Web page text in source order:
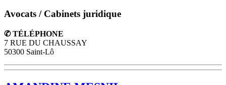
Avocats / Cabinets juridique
✆ TÉLÉPHONE
7 RUE DU CHAUSSAY
50300 Saint-Lô